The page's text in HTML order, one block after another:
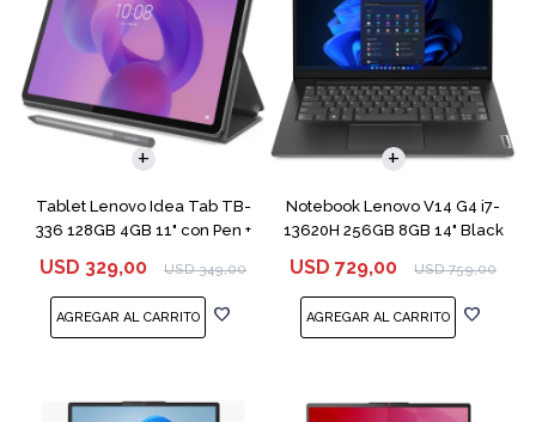
Tablet Lenovo Idea Tab TB-
336 128GB 4GB 11" con Pen +
USD 329,00 USD 349,00
Notebook Lenovo V14 G4 i7-
13620H 256GB 8GB 14" Black
USD 729,00 USD 759,00
COMPARAR